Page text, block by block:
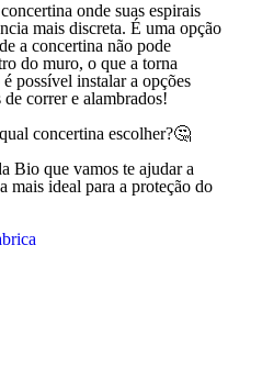
onde suas espirais
mais discreta. É uma opção
a concertina não pode
do muro, o que a torna
possível instalar a opções
correr e alambrados!
concertina escolher?🤔
Bio que vamos te ajudar a
mais ideal para a proteção do